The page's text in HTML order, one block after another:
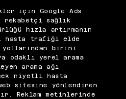
için Google Ads
sağlık
hızla artırmanın
trafiği elde
birini
odaklı yerel arama
arama ağı
niyetli hasta
sitesine yönlendiren
Reklam metinlerinde